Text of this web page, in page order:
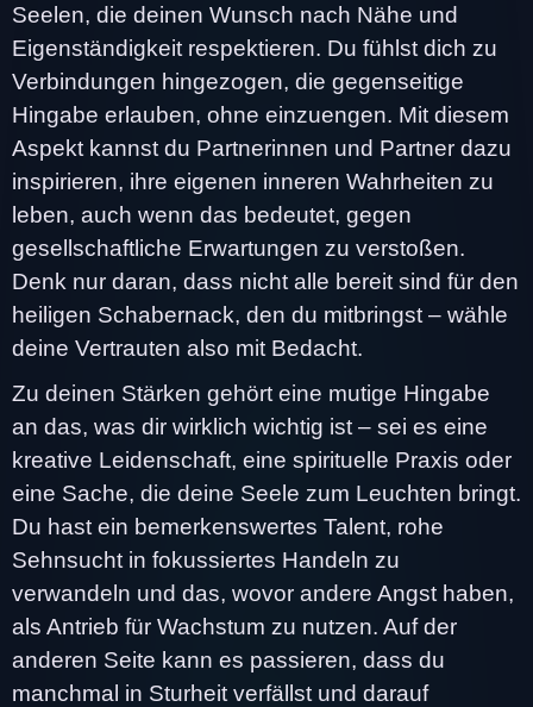
Seelen, die deinen Wunsch nach Nähe und
Eigenständigkeit respektieren. Du fühlst dich zu
Verbindungen hingezogen, die gegenseitige
Hingabe erlauben, ohne einzuengen. Mit diesem
Aspekt kannst du Partnerinnen und Partner dazu
inspirieren, ihre eigenen inneren Wahrheiten zu
leben, auch wenn das bedeutet, gegen
gesellschaftliche Erwartungen zu verstoßen.
Denk nur daran, dass nicht alle bereit sind für den
heiligen Schabernack, den du mitbringst – wähle
deine Vertrauten also mit Bedacht.
Zu deinen Stärken gehört eine mutige Hingabe
an das, was dir wirklich wichtig ist – sei es eine
kreative Leidenschaft, eine spirituelle Praxis oder
eine Sache, die deine Seele zum Leuchten bringt.
Du hast ein bemerkenswertes Talent, rohe
Sehnsucht in fokussiertes Handeln zu
verwandeln und das, wovor andere Angst haben,
als Antrieb für Wachstum zu nutzen. Auf der
anderen Seite kann es passieren, dass du
manchmal in Sturheit verfällst und darauf